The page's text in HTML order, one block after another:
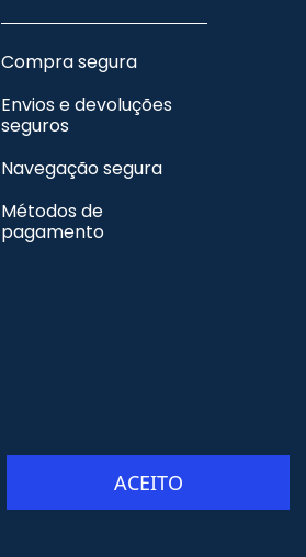
Compra segura
Envios e devoluções
seguros
Navegação segura
Métodos de
pagamento
ACEITO